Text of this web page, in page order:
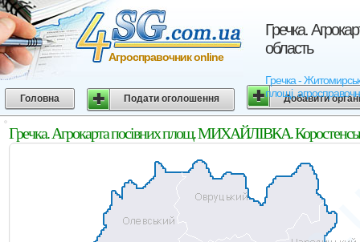
Гречка.
область
Гречка -
площі,
Агросправочник online
Головна Подати оголошення Добавити
Гречка. Агрокарта посівних площ. МИХАЙЛІВКА.